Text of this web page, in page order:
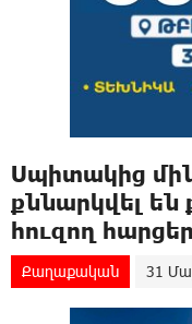
Սպիտակից
քննարկվել
հուզող
Քաղաքական 31